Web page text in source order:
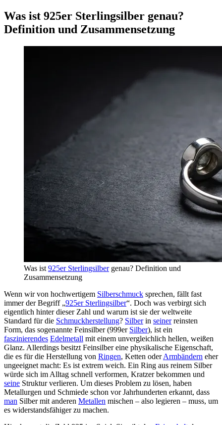
Was ist 925er Sterlingsilber genau?
Definition und Zusammensetzung
Was ist 925er Sterlingsilbergenau? Definition und
Zusammensetzung
Wenn wir von hochwertigem Silberschmuck sprechen, fällt fast
immer der Begriff „925er Sterlingsilber“. Doch was verbirgt sich
eigentlich hinter dieser Zahl und warum ist sie der weltweite
Standard für die Schmuckherstellung? Silberin seinerreinsten
Form, das sogenannte Feinsilber (999er Silber), ist ein
faszinierendes Edelmetall mit einem unvergleichlich hellen, weißen
Glanz. Allerdings besitzt Feinsilber eine physikalische Eigenschaft,
die es für die Herstellung von Ringen, Ketten oderArmbändern eher
ungeeignet macht: Es ist extrem weich. Ein Ring aus reinem Silber
würde sich im Alltag schnell verformen, Kratzer bekommen und
seine Struktur verlieren. Um dieses Problem zu lösen, haben
Metallurgen und Schmiede schon vor Jahrhunderten erkannt, dass
man Silber mit anderen Metallen mischen – also legieren – muss, um
es widerstandsfähiger zu machen.